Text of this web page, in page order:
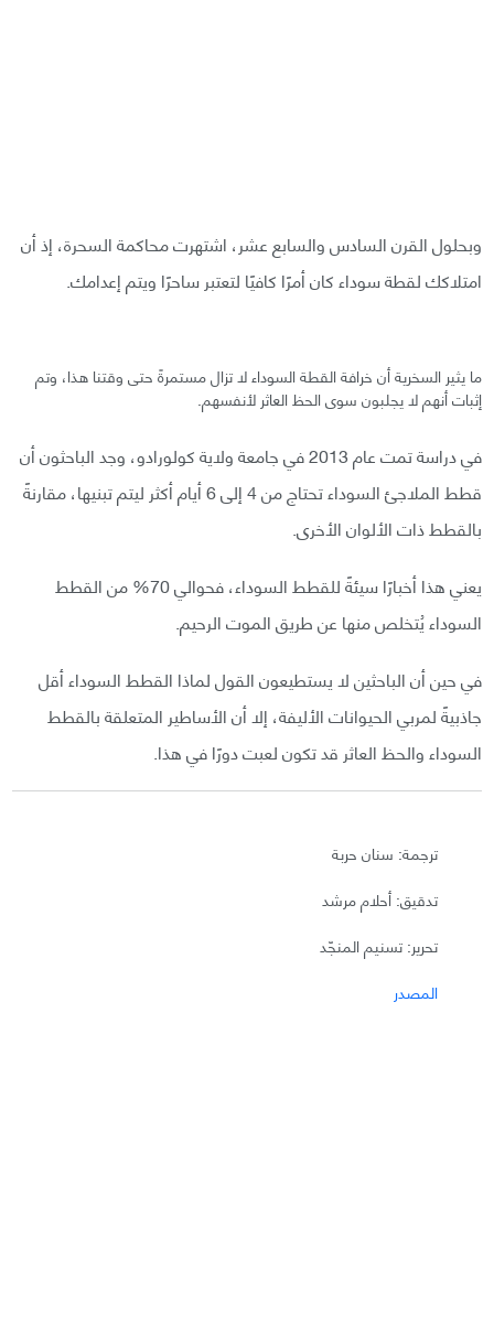
وبحلول القرن السادس والسابع عشر، اشتهرت محاكمة السحرة، إذ أن
امتلاكك لقطة سوداء كان أمرًا كافيًا لتعتبر ساحرًا ويتم إعدامك.
ما يثير السخرية أن خرافة القطة السوداء لا تزال مستمرةً حتى وقتنا هذا، وتم
إثبات أنهم لا يجلبون سوى الحظ العاثر لأنفسهم.
في دراسة تمت عام 2013 في جامعة ولاية كولورادو، وجد الباحثون أن
قطط الملاجئ السوداء تحتاج من 4 إلى 6 أيام أكثر ليتم تبنيها، مقارنةً
بالقطط ذات الألوان الأخرى.
يعني هذا أخبارًا سيئةً للقطط السوداء، فحوالي 70% من القطط
السوداء يُتخلص منها عن طريق الموت الرحيم.
في حين أن الباحثين لا يستطيعون القول لماذا القطط السوداء أقل
جاذبيةً لمربي الحيوانات الأليفة، إلا أن الأساطير المتعلقة بالقطط
السوداء والحظ العاثر قد تكون لعبت دورًا في هذا.
ترجمة: سنان حربة
تدقيق: أحلام مرشد
تحرير: تسنيم المنجّد
المصدر